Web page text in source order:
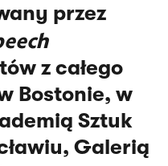
przez
ów z całego
Bostonie, w
Sztuk
Galerią